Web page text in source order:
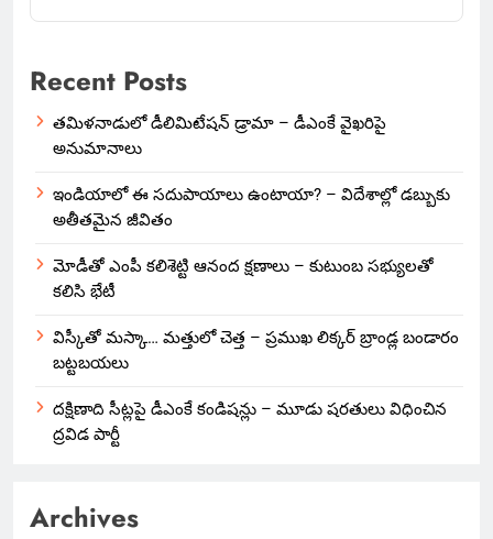
Recent Posts
తమిళనాడులో డీలిమిటేషన్ డ్రామా – డీఎంకే వైఖరిపై
అనుమానాలు
ఇండియాలో‌ ఈ సదుపాయాలు ఉంటాయా? – విదేశాల్లో డబ్బుకు
అతీతమైన జీవితం
మోడీతో ఎంపీ కలిశెట్టి ఆనంద క్షణాలు – కుటుంబ సభ్యులతో
కలిసి భేటీ
విస్కీతో మస్కా… మత్తులో చెత్త – ప్రముఖ లిక్కర్ బ్రాండ్ల బండారం
బట్టబయలు
దక్షిణాది సీట్లపై డీఎంకే కండిషన్లు – మూడు షరతులు విధించిన
ద్రవిడ పార్టీ
Archives